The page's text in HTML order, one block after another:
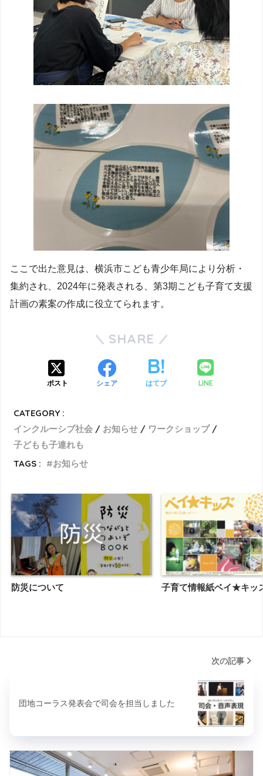
ここで出た意見は、横浜市こども青少年局により分析・
集約され、2024年に発表される、第3期こども子育て支援
計画の素案の作成に役立てられます。
SHARE
ポスト シェア はてブ LINE
CATEGORY :
インクルーシブ社会
お知らせ
ワークショップ
子どもも子連れも
TAGS :
お知らせ
防災について 子育て情報紙ベイ★キッ
次の記事
団地コーラス発表会で司会を担当しました